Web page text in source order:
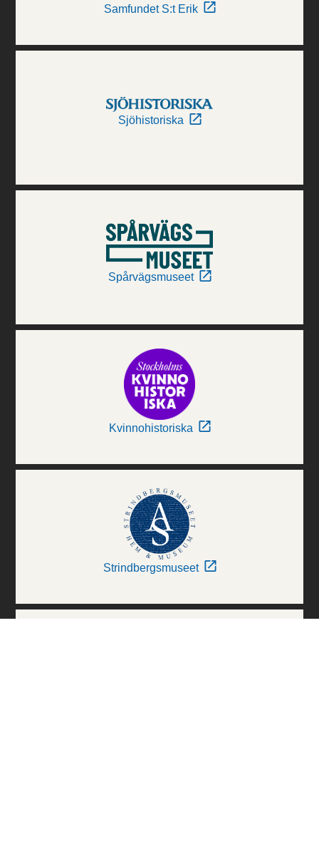
Samfundet S:t Erik
Sjöhistoriska
Spårvägsmuseet
Kvinnohistoriska
Strindbergsmuseet